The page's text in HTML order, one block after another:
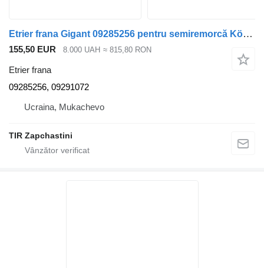
Etrier frana Gigant 09285256 pentru semiremorcă Kögel
155,50 EUR 8.000 UAH ≈ 815,80 RON
Etrier frana
09285256, 09291072
Ucraina, Mukachevo
TIR Zapchastini